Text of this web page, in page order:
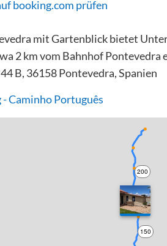
booking.com prüfen
mit Gartenblick bietet
2 km vom Bahnhof Pontevedra
B, 36158 Pontevedra, Spanien
- Caminho Português
150
200